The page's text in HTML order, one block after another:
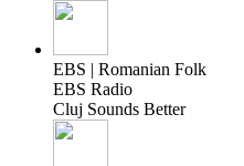
EBS | Romanian Folk
EBS Radio
Cluj Sounds Better